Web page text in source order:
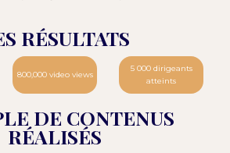
RÉSULTATS
800,000 video views
5 000 dirigeants
atteints
DE CONTENUS
RÉALISÉS